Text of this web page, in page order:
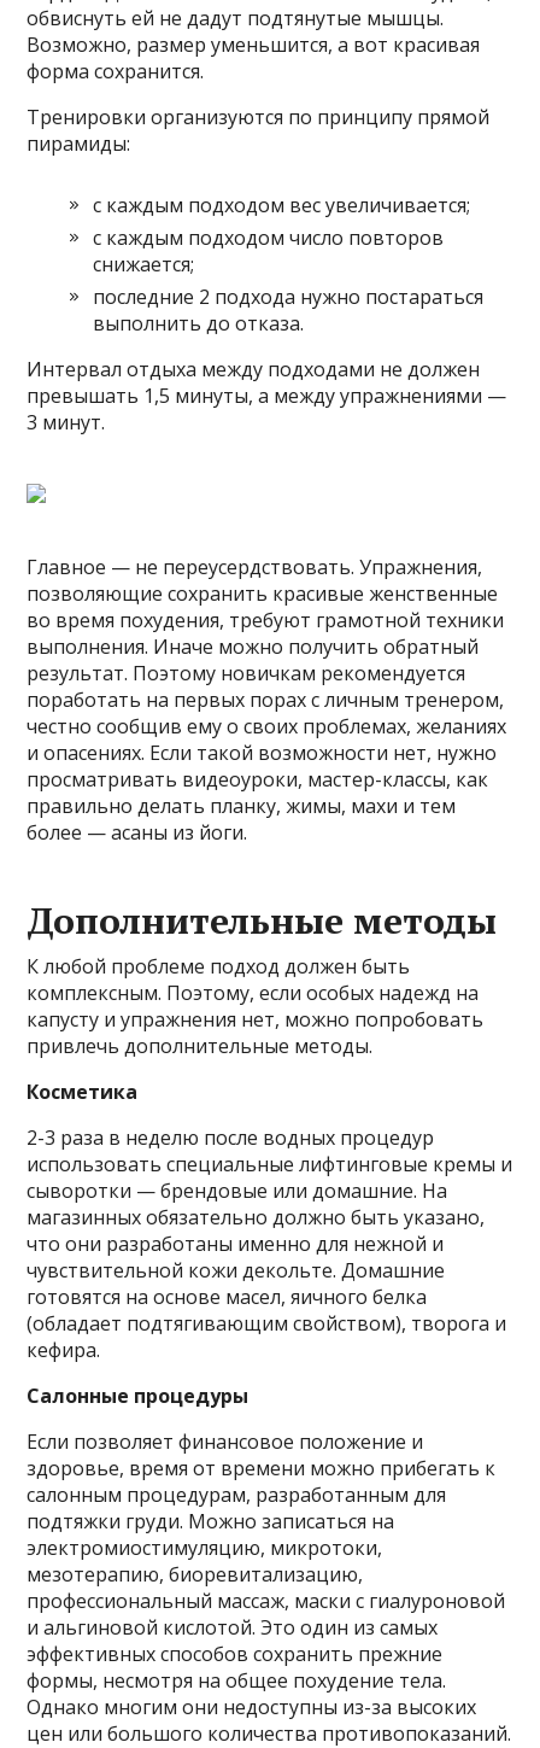
обвиснуть ей не дадут подтянутые мышцы.
Возможно, размер уменьшится, а вот красивая
форма сохранится.
Тренировки организуются по принципу прямой
пирамиды:
с каждым подходом вес увеличивается;
с каждым подходом число повторов
снижается;
последние 2 подхода нужно постараться
выполнить до отказа.
Интервал отдыха между подходами не должен
превышать 1,5 минуты, а между упражнениями —
3 минут.
Главное — не переусердствовать. Упражнения,
позволяющие сохранить красивые женственные
во время похудения, требуют грамотной техники
выполнения. Иначе можно получить обратный
результат. Поэтому новичкам рекомендуется
поработать на первых порах с личным тренером,
честно сообщив ему о своих проблемах, желаниях
и опасениях. Если такой возможности нет, нужно
просматривать видеоуроки, мастер-классы, как
правильно делать планку, жимы, махи и тем
более — асаны из йоги.
Дополнительные методы
К любой проблеме подход должен быть
комплексным. Поэтому, если особых надежд на
капусту и упражнения нет, можно попробовать
привлечь дополнительные методы.
Косметика
2-3 раза в неделю после водных процедур
использовать специальные лифтинговые кремы и
сыворотки — брендовые или домашние. На
магазинных обязательно должно быть указано,
что они разработаны именно для нежной и
чувствительной кожи декольте. Домашние
готовятся на основе масел, яичного белка
(обладает подтягивающим свойством), творога и
кефира.
Салонные процедуры
Если позволяет финансовое положение и
здоровье, время от времени можно прибегать к
салонным процедурам, разработанным для
подтяжки груди. Можно записаться на
электромиостимуляцию, микротоки,
мезотерапию, биоревитализацию,
профессиональный массаж, маски с гиалуроновой
и альгиновой кислотой. Это один из самых
эффективных способов сохранить прежние
формы, несмотря на общее похудение тела.
Однако многим они недоступны из-за высоких
цен или большого количества противопоказаний.